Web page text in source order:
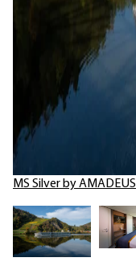
MS Silver by AMADEUS